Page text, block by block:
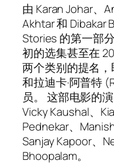
由 Karan Johar、
Akhtar 和 Dibakar
Stories 的第一部
初的选集甚至在
两个类别的提名
和拉迪卡·阿普特
员。 这部电影的
Vicky Kaushal、
Pednekar、
Sanjay Kapoor、
Bhoopalam。